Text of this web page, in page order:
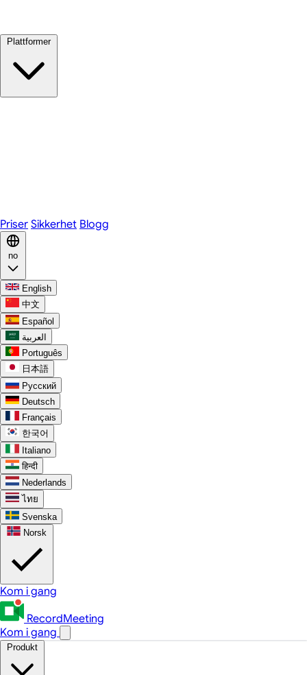
Plattformer
Priser Sikkerhet Blogg
no
English
中文
Español
العربية
Português
日本語
Русский
Deutsch
Français
한국어
Italiano
हिन्दी
Nederlands
ไทย
Svenska
Norsk
Kom i gang
RecordMeeting
Kom i gang